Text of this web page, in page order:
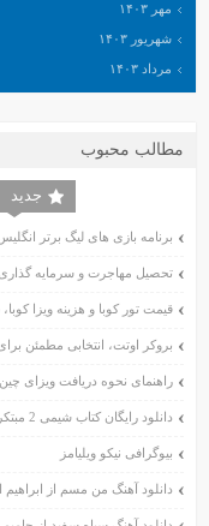
مهر ۱۴۰۳
شهریور ۱۴۰۳
مرداد ۱۴۰۳
اسفند ۱۴۰۲
آبان ۱۴۰۲
مهر ۱۴۰۲
شهریور ۱۴۰۲
مرداد ۱۴۰۲
اردیبهشت ۱۴۰۲
فروردین ۱۴۰۲
آبان ۱۴۰۱
مهر ۱۴۰۱
مطالب محبوب
جدید
برنامه بازی های لیگ برتر
تحصیل مهاجرت و سرمایه
قیمت تور کوبا و هزینه ویزا
بروکر اوتت، انتخابی مطمئن
راهنمای نحوه دریافت ویزای چین
دانلود رایگان کتاب شیمی 2 مبتکران pdf
بیوگرافی نیکو ویلیامز
دانلود آهنگ من مسم از ابراهیم